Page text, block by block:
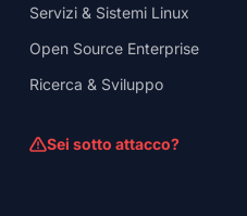
Servizi & Sistemi Linux
Open Source Enterprise
Ricerca & Sviluppo
Sei sotto attacco?